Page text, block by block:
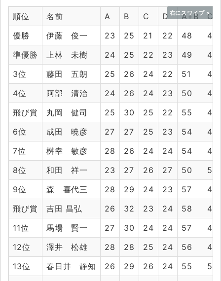
順位 名前 A B C D A+B
優勝
伊藤 俊一 23 25 21 22 48
43
準優勝
上林 未樹 24 25 22 23 49
45
3位
藤田 五朗 25 26 24 22 51
46
4位
阿部 清治 24 26 24 23 50
47
飛び賞
丸岡 健司 25 30 25 22 55
47
6位
成田 暁彦 27 27 25 23 54
48
7位
桝幸 敏彦 28 26 24 24 54
48
8位
和田 祥一 23 27 26 27 50
53
9位
森 喜代三 28 29 24 23 57
47
飛び賞
吉田 昌弘 26 32 23 24 58
47
11位
馬場 賢一 27 30 24 24 57
48
12位
澤井 松雄 28 28 25 24 56
49
13位
春日井 静知 26 29 26 24 55
50